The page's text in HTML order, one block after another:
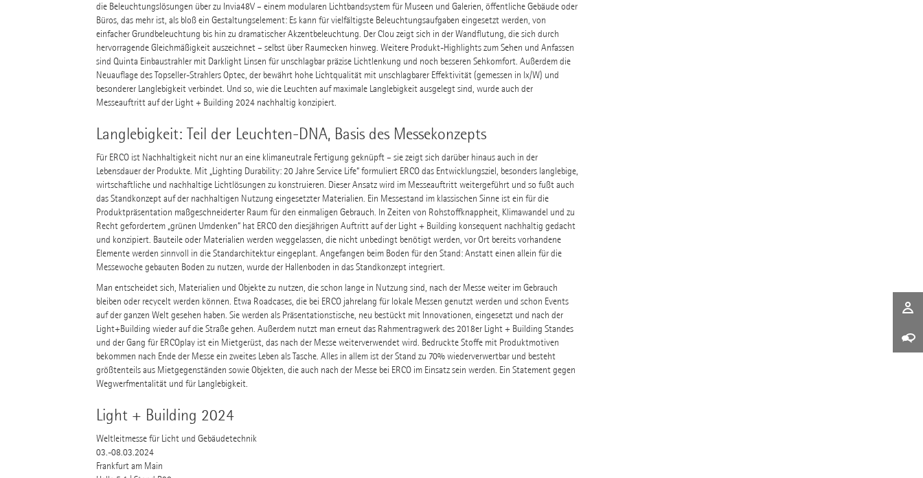
die Beleuchtungslösungen über zu Invia48V – einem modularen Lichtbandsystem für Museen und Galerien, öffentliche Gebäude oder
Büros, das mehr ist, als bloß ein Gestaltungselement: Es kann für vielfältigste Beleuchtungsaufgaben eingesetzt werden, von
einfacher Grundbeleuchtung bis hin zu dramatischer Akzentbeleuchtung. Der Clou zeigt sich in der Wandflutung, die sich durch
hervorragende Gleichmäßigkeit auszeichnet – selbst über Raumecken hinweg. Weitere Produkt-Highlights zum Sehen und Anfassen
sind Quinta Einbaustrahler mit Darklight Linsen für unschlagbar präzise Lichtlenkung und noch besseren Sehkomfort. Außerdem die
Neuauflage des Topseller-Strahlers Optec, der bewährt hohe Lichtqualität mit unschlagbarer Effektivität (gemessen in lx/W) und
besonderer Langlebigkeit verbindet. Und so, wie die Leuchten auf maximale Langlebigkeit ausgelegt sind, wurde auch der
Messeauftritt auf der Light + Building 2024 nachhaltig konzipiert.
Langlebigkeit: Teil der Leuchten-DNA, Basis des Messekonzepts
Für ERCO ist Nachhaltigkeit nicht nur an eine klimaneutrale Fertigung geknüpft – sie zeigt sich darüber hinaus auch in der
Lebensdauer der Produkte. Mit „Lighting Durability: 20 Jahre Service Life“ formuliert ERCO das Entwicklungsziel, besonders langlebige,
wirtschaftliche und nachhaltige Lichtlösungen zu konstruieren. Dieser Ansatz wird im Messeauftritt weitergeführt und so fußt auch
das Standkonzept auf der nachhaltigen Nutzung eingesetzter Materialien. Ein Messestand im klassischen Sinne ist ein für die
Produktpräsentation maßgeschneiderter Raum für den einmaligen Gebrauch. In Zeiten von Rohstoffknappheit, Klimawandel und zu
Recht gefordertem „grünen Umdenken“ hat ERCO den diesjährigen Auftritt auf der Light + Building konsequent nachhaltig gedacht
und konzipiert. Bauteile oder Materialien werden weggelassen, die nicht unbedingt benötigt werden, vor Ort bereits vorhandene
Elemente werden sinnvoll in die Standarchitektur eingeplant. Angefangen beim Boden für den Stand: Anstatt einen allein für die
Messewoche gebauten Boden zu nutzen, wurde der Hallenboden in das Standkonzept integriert.
Man entscheidet sich, Materialien und Objekte zu nutzen, die schon lange in Nutzung sind, nach der Messe weiter im Gebrauch
bleiben oder recycelt werden können. Etwa Roadcases, die bei ERCO jahrelang für lokale Messen genutzt werden und schon Events
auf der ganzen Welt gesehen haben. Sie werden als Präsentationstische, neu bestückt mit Innovationen, eingesetzt und nach der
Light+Building wieder auf die Straße gehen. Außerdem nutzt man erneut das Rahmentragwerk des 2018er Light + Building Standes
und der Gang für ERCOplay ist ein Mietgerüst, das nach der Messe weiterverwendet wird. Bedruckte Stoffe mit Produktmotiven
bekommen nach Ende der Messe ein zweites Leben als Tasche. Alles in allem ist der Stand zu 70% wiederverwertbar und besteht
größtenteils aus Mietgegenständen sowie Objekten, die auch nach der Messe bei ERCO im Einsatz sein werden. Ein Statement gegen
Wegwerfmentalität und für Langlebigkeit.
Light + Building 2024
Weltleitmesse für Licht und Gebäudetechnik
03.-08.03.2024
Frankfurt am Main